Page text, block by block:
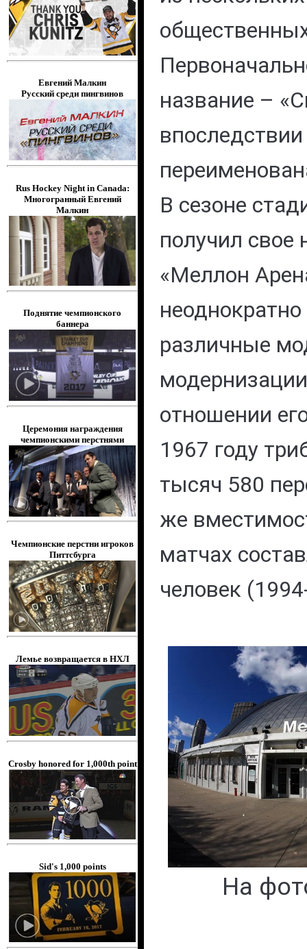
Евгений Малкин
Русский среди пингвинов
Rus Hockey Night in Canada:
Многогранный Евгений
Малкин
Поднятие чемпионского
баннера
Церемония награждения
чемпионскими перстнями
Чемпионские перстни игроков
Питтсбурга
Лемье возвращается в НХЛ
Crosby honored for 1,000th point
Sid's 1,000 points
название –
В сезоне
получил
«Меллон
различные
отношении
1967 году
тысяч 580
же
матчах
человек
На